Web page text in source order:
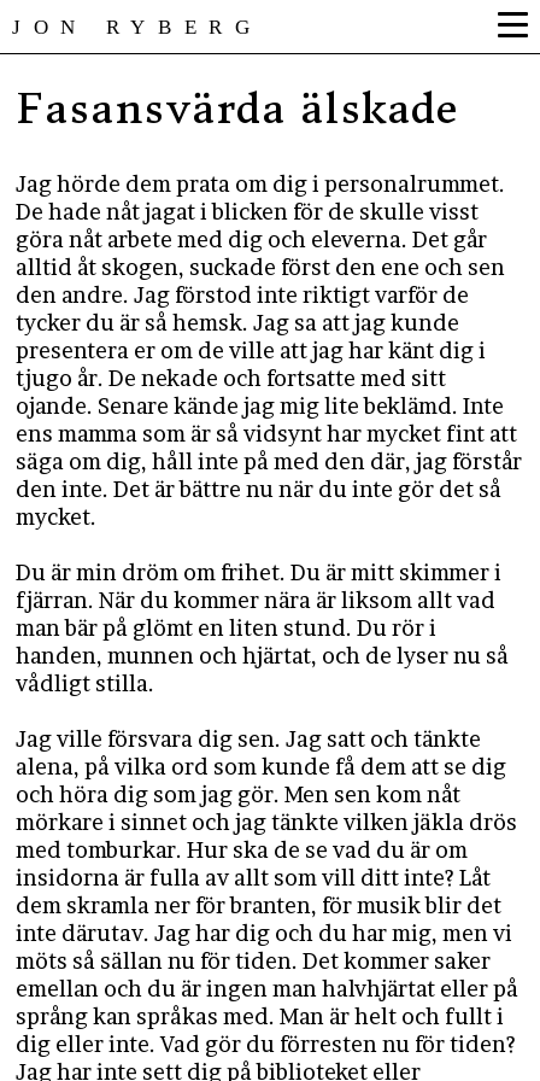
JON RYBERG
Fasansvärda älskade
Jag hörde dem prata om dig i personalrummet.
De hade nåt jagat i blicken för de skulle visst
göra nåt arbete med dig och eleverna. Det går
alltid åt skogen, suckade först den ene och sen
den andre. Jag förstod inte riktigt varför de
tycker du är så hemsk. Jag sa att jag kunde
presentera er om de ville att jag har känt dig i
tjugo år. De nekade och fortsatte med sitt
ojande. Senare kände jag mig lite beklämd. Inte
ens mamma som är så vidsynt har mycket fint att
säga om dig, håll inte på med den där, jag förstår
den inte. Det är bättre nu när du inte gör det så
mycket.
Du är min dröm om frihet. Du är mitt skimmer i
fjärran. När du kommer nära är liksom allt vad
man bär på glömt en liten stund. Du rör i
handen, munnen och hjärtat, och de lyser nu så
vådligt stilla.
Jag ville försvara dig sen. Jag satt och tänkte
alena, på vilka ord som kunde få dem att se dig
och höra dig som jag gör. Men sen kom nåt
mörkare i sinnet och jag tänkte vilken jäkla drös
med tomburkar. Hur ska de se vad du är om
insidorna är fulla av allt som vill ditt inte? Låt
dem skramla ner för branten, för musik blir det
inte därutav. Jag har dig och du har mig, men vi
möts så sällan nu för tiden. Det kommer saker
emellan och du är ingen man halvhjärtat eller på
språng kan språkas med. Man är helt och fullt i
dig eller inte. Vad gör du förresten nu för tiden?
Jag har inte sett dig på biblioteket eller